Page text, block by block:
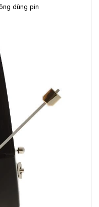
dùng pin